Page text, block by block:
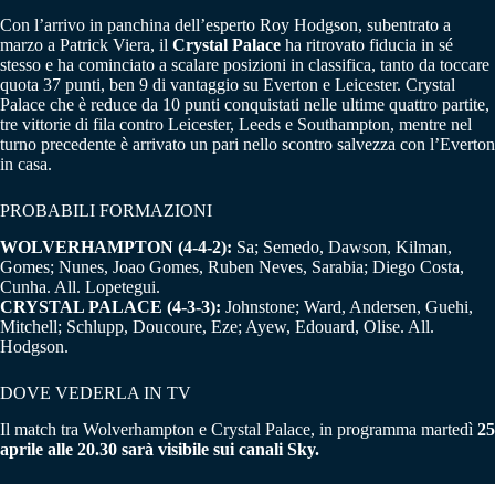
Con l’arrivo in panchina dell’esperto Roy Hodgson, subentrato a
marzo a Patrick Viera, il Crystal Palace ha ritrovato fiducia in sé
stesso e ha cominciato a scalare posizioni in classifica, tanto da toccare
quota 37 punti, ben 9 di vantaggio su Everton e Leicester. Crystal
Palace che è reduce da 10 punti conquistati nelle ultime quattro partite,
tre vittorie di fila contro Leicester, Leeds e Southampton, mentre nel
turno precedente è arrivato un pari nello scontro salvezza con l’Everton
in casa.
PROBABILI FORMAZIONI
WOLVERHAMPTON (4-4-2): Sa; Semedo, Dawson, Kilman,
Gomes; Nunes, Joao Gomes, Ruben Neves, Sarabia; Diego Costa,
Cunha. All. Lopetegui.
CRYSTAL PALACE (4-3-3): Johnstone; Ward, Andersen, Guehi,
Mitchell; Schlupp, Doucoure, Eze; Ayew, Edouard, Olise. All.
Hodgson.
DOVE VEDERLA IN TV
Il match tra Wolverhampton e Crystal Palace, in programma martedì 25
aprile alle 20.30 sarà visibile sui canali Sky.